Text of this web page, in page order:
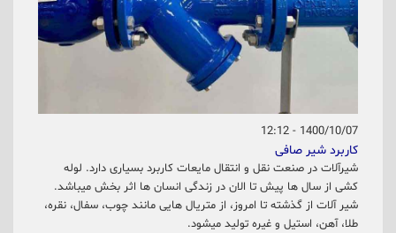
1400/10/07 - 12:12
کاربرد شیر صافی
شیرآلات در صنعت نقل و انتقال مایعات کاربرد بسیاری دارد. لوله
کشی از سال ها پیش تا الان در زندگی انسان ها اثر بخش میباشد.
شیر آلات از گذشته تا امروز، از متریال هایی مانند چوب، سفال، نقره،
طلا، آهن، استیل و غیره تولید میشود.